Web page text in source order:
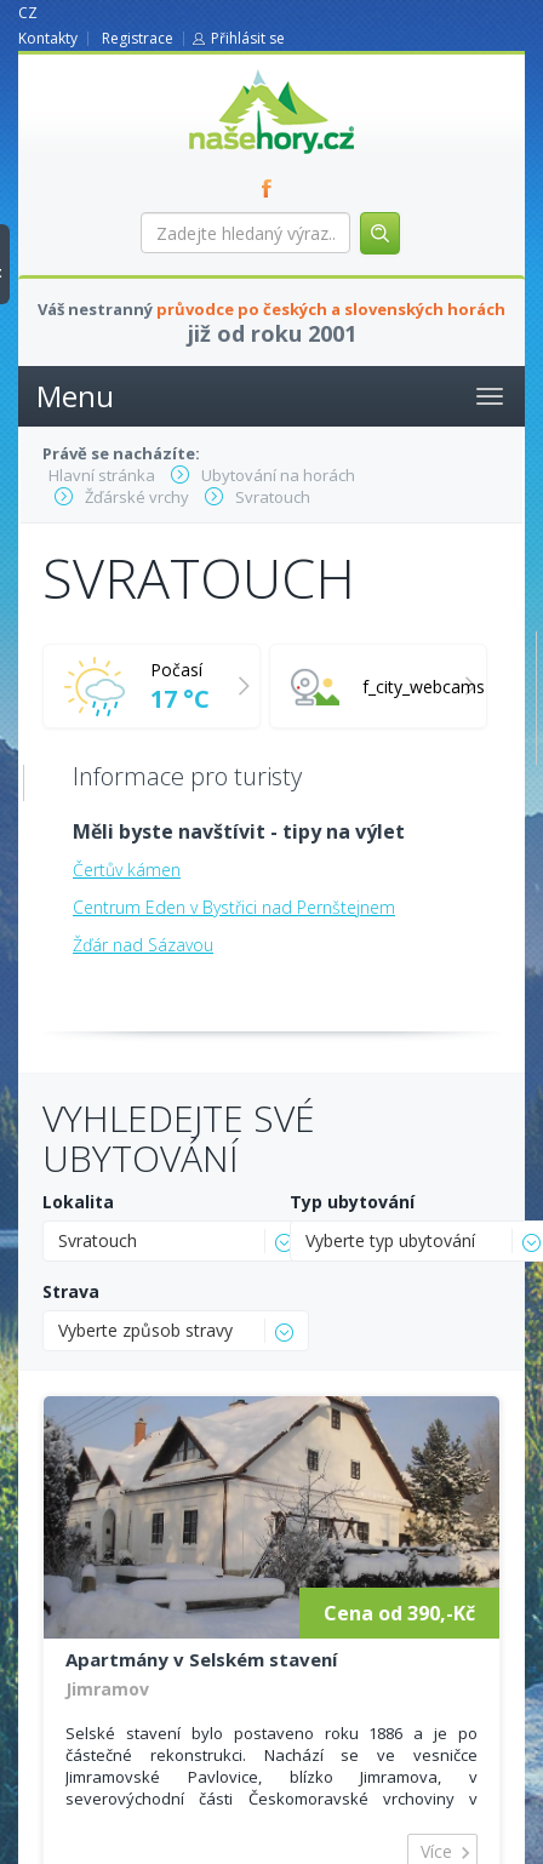
CZ
Kontakty
Registrace Přihlásit se
nasehory.cz
Zadejte
hledaný
Váš nestranný průvodce po českých a slovenských horách
již od roku 2001
Menu
Právě se nacházíte:
Hlavní stránka
Ubytování na horách
Žďárské vrchy
Svratouch
SVRATOUCH
Počasí
17 °C f_city_webcams
Informace pro turisty
Měli byste navštívit - tipy na výlet
Čertův kámen
Centrum Eden v Bystřici nad Pernštejnem
Žďár nad Sázavou
VYHLEDEJTE SVÉ
UBYTOVÁNÍ
Lokalita
Svratouch
Typ ubytování
Vyberte typ ubytování
Strava
Vyberte způsob stravy
Cena od 390,-Kč
Apartmány v Selském stavení
Jimramov
Selské stavení bylo postaveno roku 1886 a je po
částečné rekonstrukci. Nachází se ve vesničce
Jimramovské Pavlovice, blízko Jimramova, v
severovýchodní části Českomoravské vrchoviny v
malebném údolí obklopeném mnoha kopci, z nichž
Více